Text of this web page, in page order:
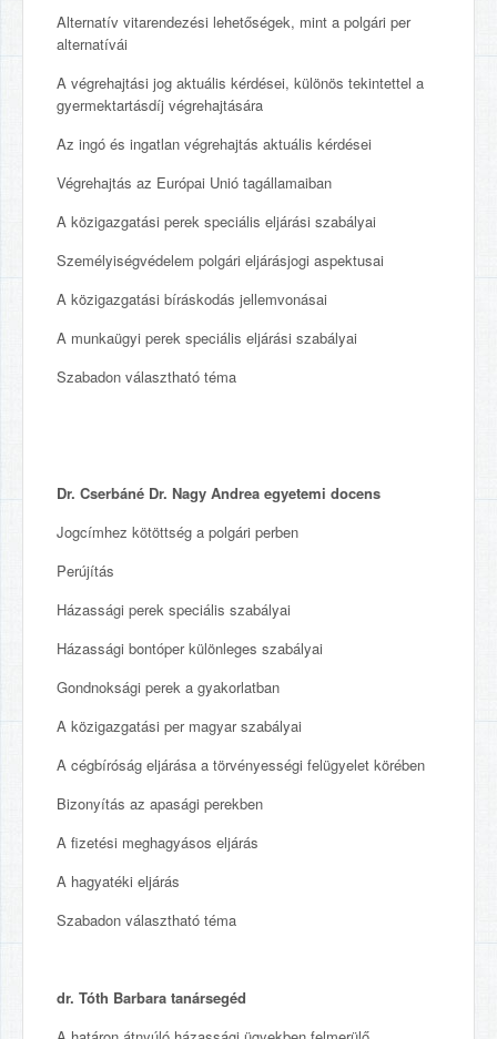
Alternatív vitarendezési lehetőségek, mint a polgári per
alternatívái
A végrehajtási jog aktuális kérdései, különös tekintettel a
gyermektartásdíj végrehajtására
Az ingó és ingatlan végrehajtás aktuális kérdései
Végrehajtás az Európai Unió tagállamaiban
A közigazgatási perek speciális eljárási szabályai
Személyiségvédelem polgári eljárásjogi aspektusai
A közigazgatási bíráskodás jellemvonásai
A munkaügyi perek speciális eljárási szabályai
Szabadon választható téma
Dr. Cserbáné Dr. Nagy Andrea egyetemi docens
Jogcímhez kötöttség a polgári perben
Perújítás
Házassági perek speciális szabályai
Házassági bontóper különleges szabályai
Gondnoksági perek a gyakorlatban
A közigazgatási per magyar szabályai
A cégbíróság eljárása a törvényességi felügyelet körében
Bizonyítás az apasági perekben
A fizetési meghagyásos eljárás
A hagyatéki eljárás
Szabadon választható téma
dr. Tóth Barbara tanársegéd